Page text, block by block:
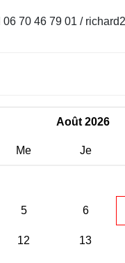
70 46 79 01 /
Août 2026
Me Je
5 6
12 13